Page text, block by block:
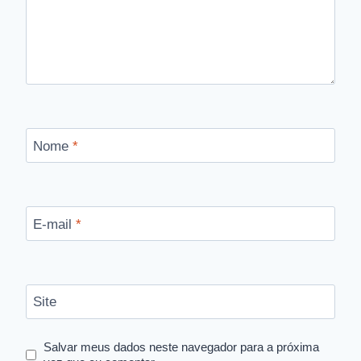
Nome *
E-mail *
Site
Salvar meus dados neste navegador para a próxima